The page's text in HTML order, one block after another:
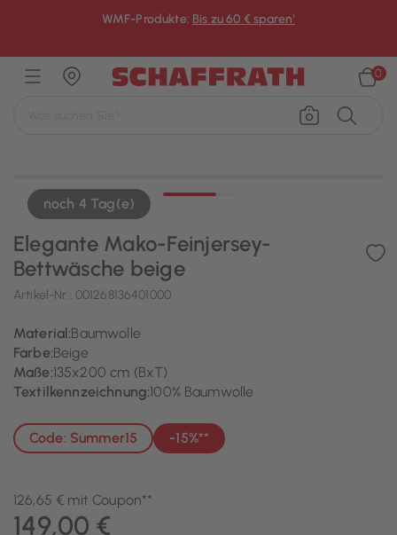
WMF-Produkte: Bis zu 60 € sparen¹
0
noch 4 Tag(e)
Elegante Mako-Feinjersey-
Bettwäsche beige
Artikel-Nr.: 001268136401000
Material:Baumwolle
Farbe:Beige
Maße:135x200 cm (BxT)
Textilkennzeichnung:100% Baumwolle
Code: Summer15 -15%**
126,65 € mit Coupon**
149,00 €